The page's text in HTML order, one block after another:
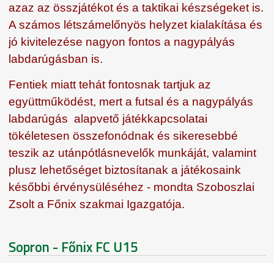
azaz az összjátékot és a taktikai készségeket is.
A számos létszámelőnyös helyzet kialakítása és
jó kivitelezése nagyon fontos a nagypályás
labdarúgásban is.
Fentiek miatt tehát fontosnak tartjuk az
együttműködést, mert a futsal és a nagypályás
labdarúgás alapvető játékkapcsolatai
tökéletesen összefonódnak és sikeresebbé
teszik az utánpótlásnevelők munkáját, valamint
plusz lehetőséget biztosítanak a játékosaink
későbbi érvénysüléséhez - mondta Szoboszlai
Zsolt a Főnix szakmai Igazgatója.
Sopron - Főnix FC U15